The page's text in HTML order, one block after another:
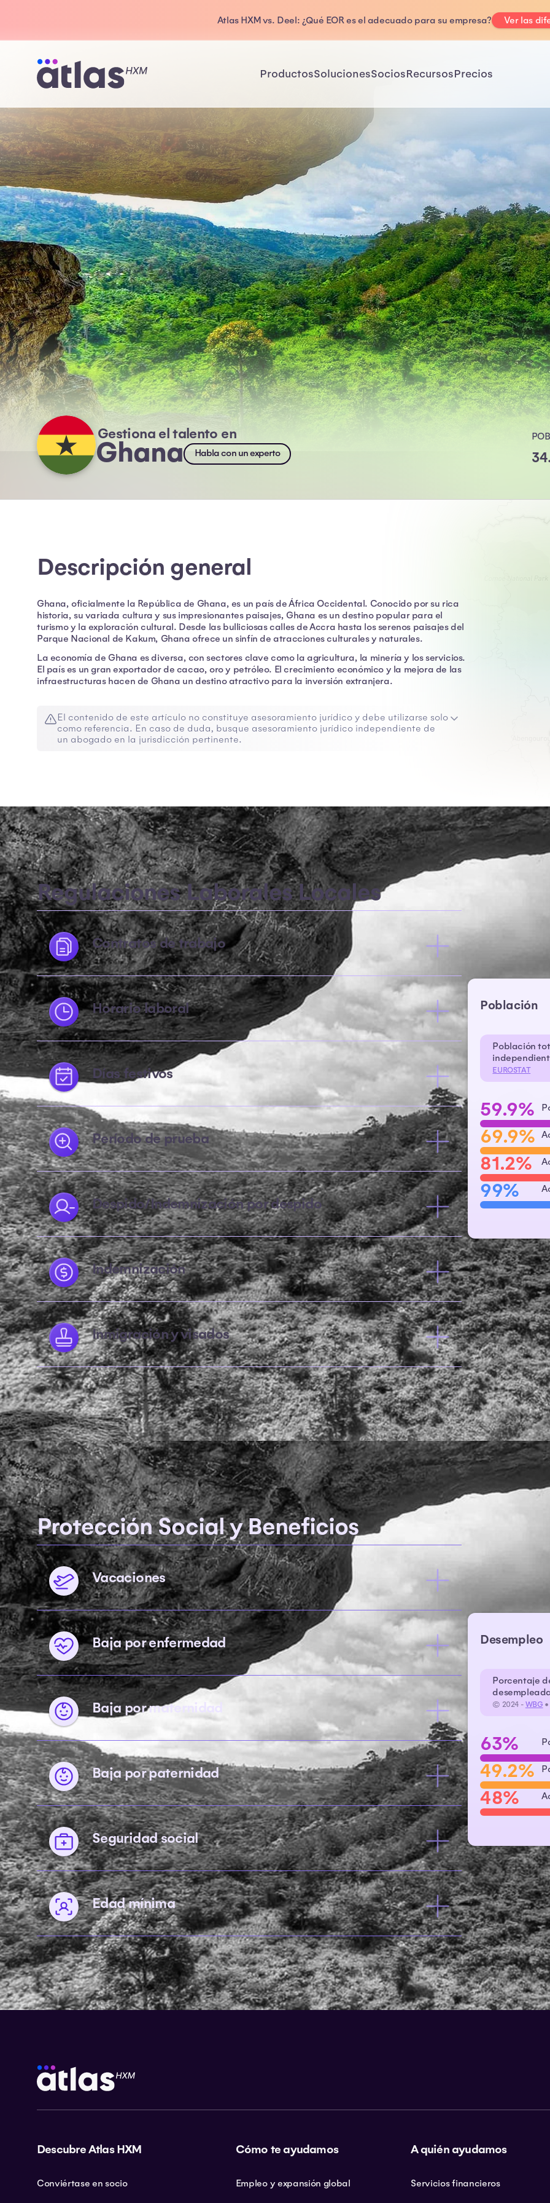
Atlas HXM vs. Deel: ¿Qué EOR es el adecuado para su empresa? Ver las
ProductosSolucionesSociosRecursosPrecios
Gestiona el talento en
Ghana Habla con un experto
Descripción general
Ghana, oficialmente la República de Ghana, es un país de África Occidental. Conocido por su rica
historia, su variada cultura y sus impresionantes paisajes, Ghana es un destino popular para el
turismo y la exploración cultural. Desde las bulliciosas calles de Accra hasta los serenos paisajes del
Parque Nacional de Kakum, Ghana ofrece un sinfín de atracciones culturales y naturales.
La economía de Ghana es diversa, con sectores clave como la agricultura, la minería y los servicios.
El país es un gran exportador de cacao, oro y petróleo. El crecimiento económico y la mejora de las
infraestructuras hacen de Ghana un destino atractivo para la inversión extranjera.
El contenido de este artículo no constituye asesoramiento jurídico y debe utilizarse solo
como referencia. En caso de duda, busque asesoramiento jurídico independiente de
un abogado en la jurisdicción pertinente.
Regulaciones Laborales Locales
Contratos de trabajo
Horario laboral
Días festivos
Período de prueba
Despido/Indemnización por despido
Indemnización
Inmigración y visados
Población
Población
EUROSTAT
59.9%
69.9%
81.2%
99%
Protección Social y Beneficios
Vacaciones
Baja por enfermedad
Baja por maternidad
Baja por paternidad
Seguridad social
Edad mínima
Desempleo
Porcentaje
© 2024 -WBG •
63%
49.2%
48%
Descubre Atlas HXM
Conviértase en socio
Cómo te ayudamos
Empleo y expansión global
A quién ayudamos
Servicios financieros